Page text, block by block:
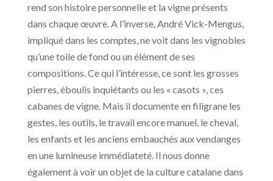
rend son histoire personnelle et la vigne présents
dans chaque œuvre. A l’inverse, André Vick-Mengus,
impliqué dans les comptes, ne voit dans les vignobles
qu’une toile de fond ou un élément de ses
compositions. Ce qui l’intéresse, ce sont les grosses
pierres, éboulis inquiétants ou les « casots », ces
cabanes de vigne. Mais il documente en filigrane les
gestes, les outils, le travail encore manuel, le cheval,
les enfants et les anciens embauchés aux vendanges
en une lumineuse immédiateté. Il nous donne
également à voir un objet de la culture catalane dans